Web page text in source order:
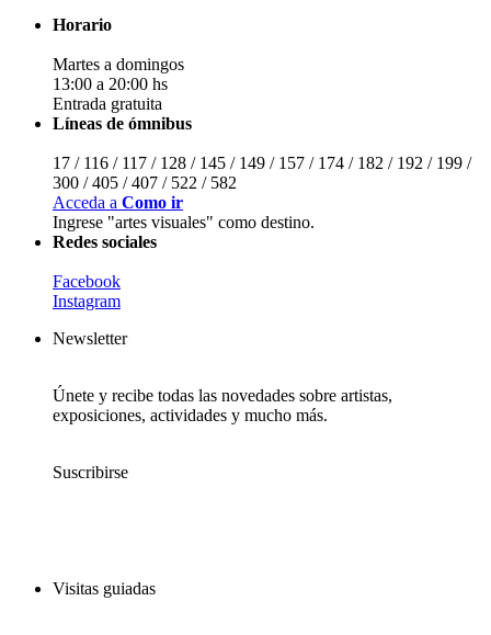
Horario
Martes a domingos
13:00 a 20:00 hs
Entrada gratuita
Líneas de ómnibus
17 / 116 / 117 / 128 / 145 / 149 / 157 / 174 / 182 / 192 / 199 /
300 / 405 / 407 / 522 / 582
Acceda a Como ir
Ingrese "artes visuales" como destino.
Redes sociales
Facebook
Instagram
Newsletter
Únete y recibe todas las novedades sobre artistas,
exposiciones, actividades y mucho más.
Suscribirse
Visitas guiadas